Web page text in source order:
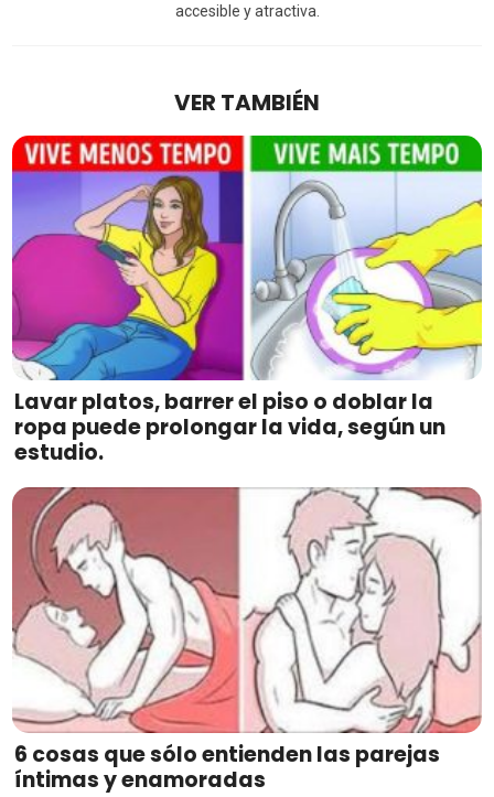
accesible y atractiva.
VER TAMBIÉN
Lavar platos, barrer el piso o doblar la
ropa puede prolongar la vida, según un
estudio.
6 cosas que sólo entienden las parejas
íntimas y enamoradas